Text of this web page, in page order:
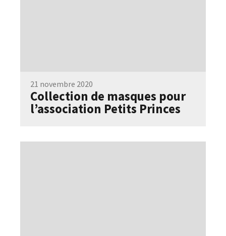
21 novembre 2020
Collection de masques pour
l’association Petits Princes